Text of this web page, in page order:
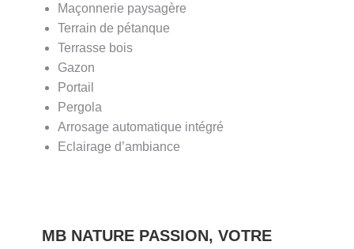
Maçonnerie paysagère
Terrain de pétanque
Terrasse bois
Gazon
Portail
Pergola
Arrosage automatique intégré
Eclairage d’ambiance
MB NATURE PASSION, VOTRE